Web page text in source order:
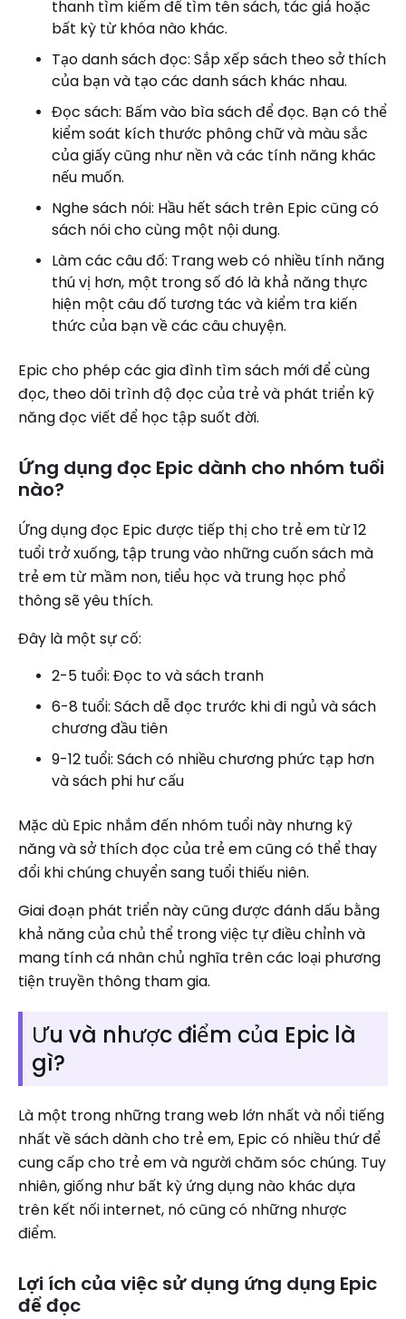
thanh tìm kiếm để tìm tên sách, tác giả hoặc
bất kỳ từ khóa nào khác.
Tạo danh sách đọc: Sắp xếp sách theo sở thích
của bạn và tạo các danh sách khác nhau.
Đọc sách: Bấm vào bìa sách để đọc. Bạn có thể
kiểm soát kích thước phông chữ và màu sắc
của giấy cũng như nền và các tính năng khác
nếu muốn.
Nghe sách nói: Hầu hết sách trên Epic cũng có
sách nói cho cùng một nội dung.
Làm các câu đố: Trang web có nhiều tính năng
thú vị hơn, một trong số đó là khả năng thực
hiện một câu đố tương tác và kiểm tra kiến ​​
thức của bạn về các câu chuyện.
Epic cho phép các gia đình tìm sách mới để cùng
đọc, theo dõi trình độ đọc của trẻ và phát triển kỹ
năng đọc viết để học tập suốt đời.
Ứng dụng đọc Epic dành cho nhóm tuổi
nào?
Ứng dụng đọc Epic được tiếp thị cho trẻ em từ 12
tuổi trở xuống, tập trung vào những cuốn sách mà
trẻ em từ mầm non, tiểu học và trung học phổ
thông sẽ yêu thích.
Đây là một sự cố:
2-5 tuổi: Đọc to và sách tranh
6-8 tuổi: Sách dễ đọc trước khi đi ngủ và sách
chương đầu tiên
9-12 tuổi: Sách có nhiều chương phức tạp hơn
và sách phi hư cấu
Mặc dù Epic nhắm đến nhóm tuổi này nhưng kỹ
năng và sở thích đọc của trẻ em cũng có thể thay
đổi khi chúng chuyển sang tuổi thiếu niên.
Giai đoạn phát triển này cũng được đánh dấu bằng
khả năng của chủ thể trong việc tự điều chỉnh và
mang tính cá nhân chủ nghĩa trên các loại phương
tiện truyền thông tham gia.
Ưu và nhược điểm của Epic là
gì?
Là một trong những trang web lớn nhất và nổi tiếng
nhất về sách dành cho trẻ em, Epic có nhiều thứ để
cung cấp cho trẻ em và người chăm sóc chúng. Tuy
nhiên, giống như bất kỳ ứng dụng nào khác dựa
trên kết nối internet, nó cũng có những nhược
điểm.
Lợi ích của việc sử dụng ứng dụng Epic
để đọc